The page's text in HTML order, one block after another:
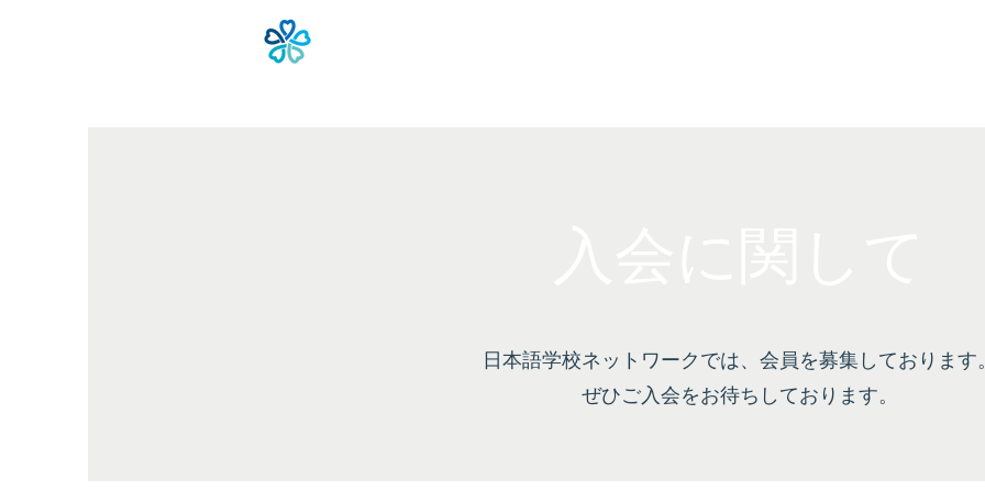
日本語学校ネットワークでは、会員を募集しております。
ぜひご入会をお待ちしております。